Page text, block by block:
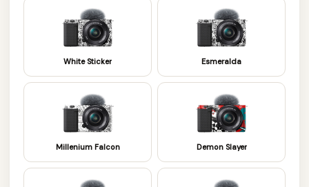
White Sticker Esmeralda
Millenium Falcon Demon Slayer